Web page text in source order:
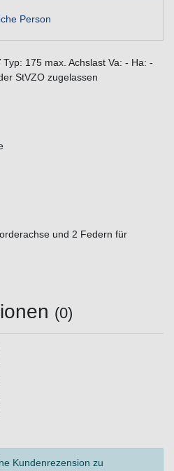
Person
175 max. Achslast Va: - Ha: -
StVZO zugelassen
und 2 Federn für
(0)
Kundenrezension zu